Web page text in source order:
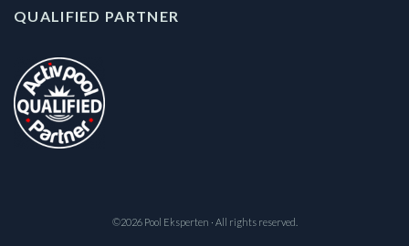
QUALIFIED PARTNER
©2026 Pool Eksperten · All rights reserved.